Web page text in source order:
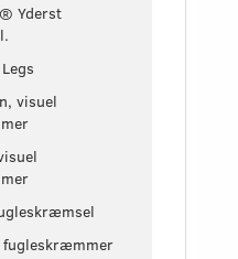
Yderst
visuel
fugleskræmmer